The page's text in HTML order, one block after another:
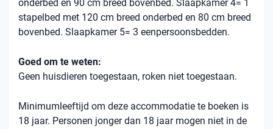
onderbed en 90 cm breed bovenbed. Slaapkamer 4= 1
stapelbed met 120 cm breed onderbed en 80 cm breed
bovenbed. Slaapkamer 5= 3 eenpersoonsbedden.
Goed om te weten:
Geen huisdieren toegestaan, roken niet toegestaan.
Minimumleeftijd om deze accommodatie te boeken is
18 jaar. Personen jonger dan 18 jaar mogen niet in de